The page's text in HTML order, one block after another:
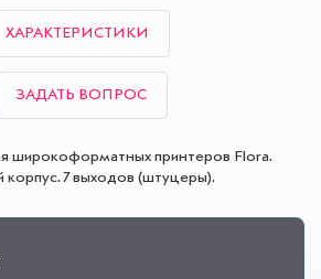
ХАРАКТЕРИСТИКИ
ЗАДАТЬ ВОПРОС
широкоформатных принтеров Flora.
7 выходов (штуцеры).